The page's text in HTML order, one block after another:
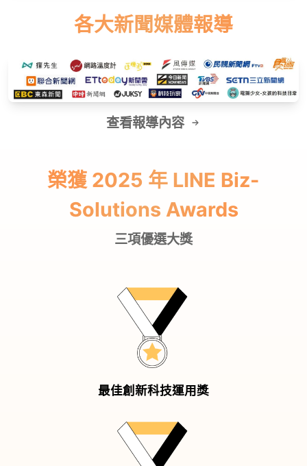
各大新聞媒體報導
查看報導內容
榮獲 2025 年 LINE Biz-
Solutions Awards
三項優選大獎
最佳創新科技運用獎